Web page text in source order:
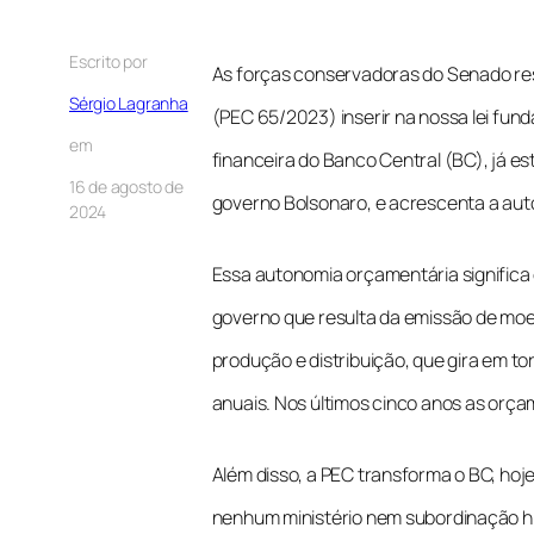
Escrito por
Sérgio Lagranha
em
16 de agosto de
2024
As forças conservadoras do Senado
(PEC 65/2023) inserir na nossa lei
financeira do Banco Central (BC), já
governo Bolsonaro, e acrescenta a
Essa autonomia orçamentária
governo que resulta da emissão de
produção e distribuição, que gira em
anuais. Nos últimos cinco anos as
Além disso, a PEC transforma o BC,
nenhum ministério nem subordinação